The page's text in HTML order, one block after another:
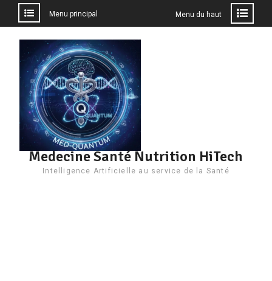
contenu
Menu principal Menu du haut
Medecine Santé Nutrition HiTech
Intelligence Artificielle au service de la Santé